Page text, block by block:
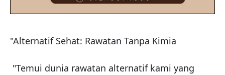
"Alternatif Sehat: Rawatan Tanpa Kimia